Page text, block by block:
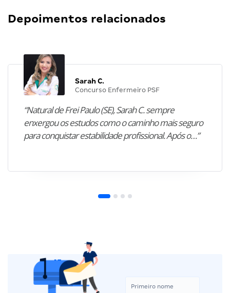
Depoimentos relacionados
Sarah C.
Concurso Enfermeiro PSF
“Natural de Frei Paulo (SE), Sarah C. sempre
enxergou os estudos como o caminho mais seguro
para conquistar estabilidade profissional. Após o…”